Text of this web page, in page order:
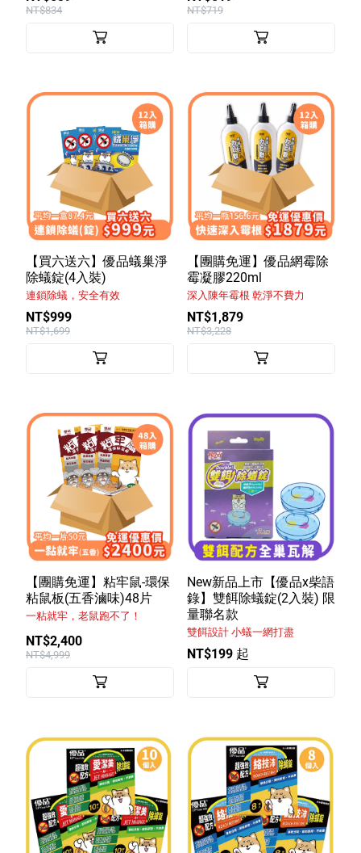
NT$834 NT$719
【買六送六】優品蟻巢淨
除蟻錠(4入裝)
連鎖除蟻，安全有效
NT$999
NT$1,699
【團購免運】優品網霉除
霉凝膠220ml
深入陳年霉根 乾淨不費力
NT$1,879
NT$3,228
【團購免運】粘牢鼠-環保
粘鼠板(五香滷味)48片
一粘就牢，老鼠跑不了！
NT$2,400
NT$4,999
New新品上市【優品x柴語
錄】雙餌除蟻錠(2入裝) 限
量聯名款
雙餌設計 小蟻一網打盡
NT$199 起